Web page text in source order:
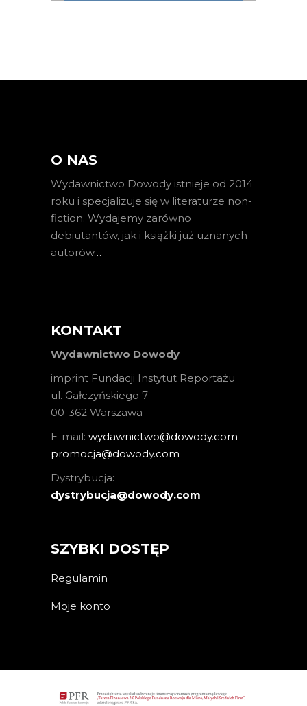
O NAS
Wydawnictwo Dowody istnieje od 2014
roku i specjalizuje się w literaturze non-
fiction. Wydajemy zarówno
debiutantów, jak i książki już uznanych
autorów…
KONTAKT
Wydawnictwo Dowody
imprint Fundacji Instytut Reportażu
ul. Gałczyńskiego 7
00-362 Warszawa
E-mail: wydawnictwo@dowody.com
promocja@dowody.com
Dystrybucja:
dystrybucja@dowody.com
SZYBKI DOSTĘP
Regulamin
Moje konto